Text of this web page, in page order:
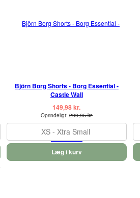
Björn Borg Shorts - Borg Essential -
Castle Wall
149,98 kr.
Oprindeligt: 299,95 kr.
XS - Xtra Small
Læg i kurv